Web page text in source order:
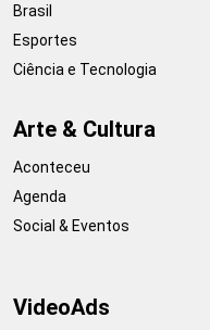
Brasil
Esportes
Ciência e Tecnologia
Arte & Cultura
Aconteceu
Agenda
Social & Eventos
VideoAds